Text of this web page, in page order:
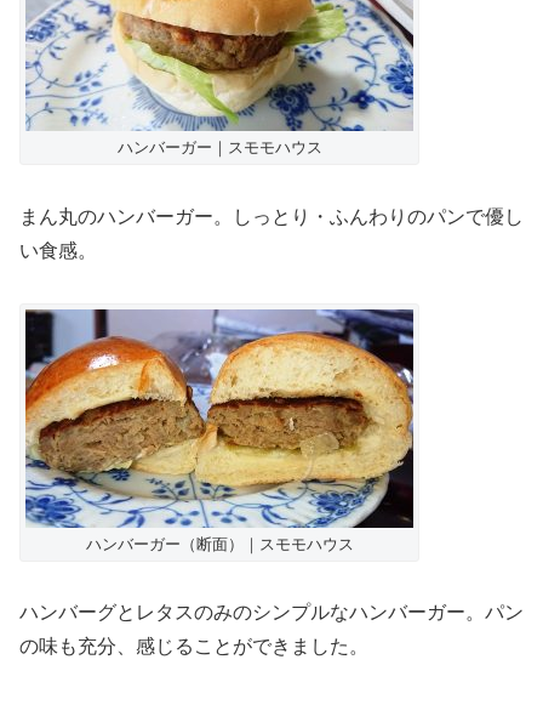
ハンバーガー｜スモモハウス
まん丸のハンバーガー。しっとり・ふんわりのパンで優し
い食感。
ハンバーガー（断面）｜スモモハウス
ハンバーグとレタスのみのシンプルなハンバーガー。パン
の味も充分、感じることができました。